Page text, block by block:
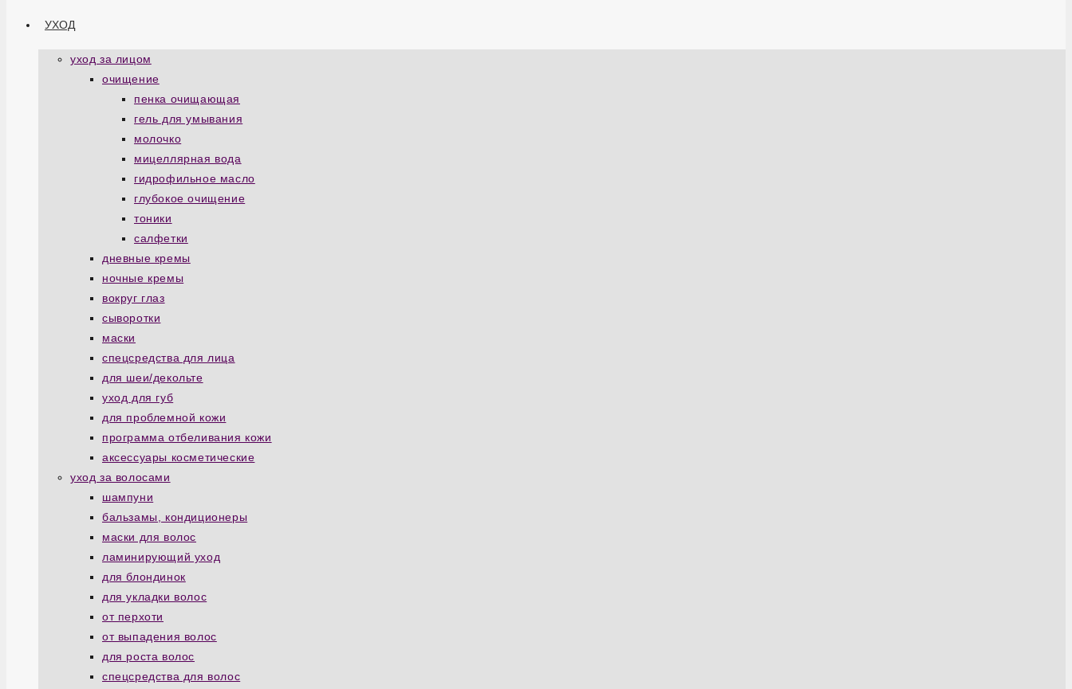
УХОД
уход за лицом
очищение
пенка очищающая
гель для умывания
молочко
мицеллярная вода
гидрофильное масло
глубокое очищение
тоники
салфетки
дневные кремы
ночные кремы
вокруг глаз
сыворотки
маски
спецсредства для лица
для шеи/декольте
уход для губ
для проблемной кожи
программа отбеливания кожи
аксессуары косметические
уход за волосами
шампуни
бальзамы, кондиционеры
маски для волос
ламинирующий уход
для блондинок
для укладки волос
от перхоти
от выпадения волос
для роста волос
спецсредства для волос